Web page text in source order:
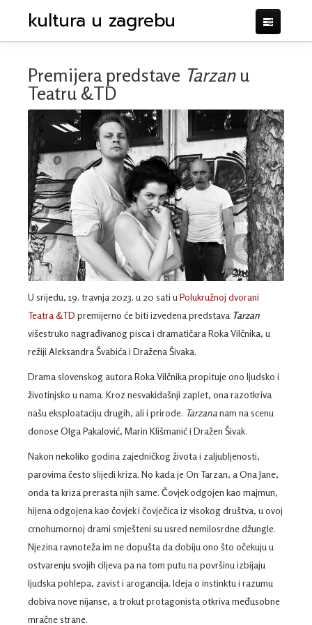
kultura u zagrebu
KRITIKE
KALENDAR
IMPRESUM
POTPORA
Premijera predstave Tarzanu
Teatru &TD
U srijedu, 19. travnja 2023. u 20 sati u Polukružnoj dvorani
Teatra &TD premijerno će biti izvedena predstava Tarzan
višestruko nagrađivanog pisca i dramatičara Roka Vilčnika, u
režiji Aleksandra Švabića i Dražena Šivaka.
Drama slovenskog autora Roka Vilčnika propituje ono ljudsko i
životinjsko u nama. Kroz nesvakidašnji zaplet, ona razotkriva
našu eksploataciju drugih, ali i prirode. Tarzananam na scenu
donose Olga Pakalović, Marin Klišmanić i Dražen Šivak.
Nakon nekoliko godina zajedničkog života i zaljubljenosti,
parovima često slijedi kriza. No kada je On Tarzan, a Ona Jane,
onda ta kriza prerasta njih same. Čovjek odgojen kao majmun,
hijena odgojena kao čovjek i čovječica iz visokog društva, u ovoj
crnohumornoj drami smješteni su usred nemilosrdne džungle.
Njezina ravnoteža im ne dopušta da dobiju ono što očekuju u
ostvarenju svojih ciljeva pa na tom putu na površinu izbijaju
ljudska pohlepa, zavist i arogancija. Ideja o instinktu i razumu
dobiva nove nijanse, a trokut protagonista otkriva međusobne
mračne strane.